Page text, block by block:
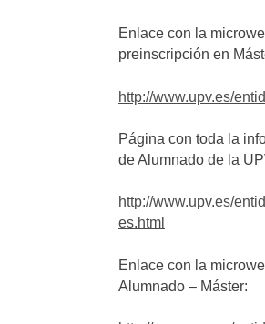
Enlace con la
preinscripción en
http://www.upv.es/
Página con toda la
de Alumnado de la
http://www.upv.es/
es.html
Enlace con la
Alumnado – Máster: